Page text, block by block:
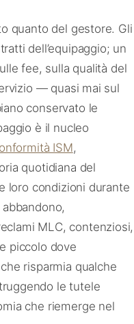
quanto del gestore. Gli
dell’equipaggio; un
fee, sulla qualità del
— quasi mai sul
conservato le
è il nucleo
ISM,
quotidiana del
loro condizioni durante
MLC, contenziosi,
piccolo dove
risparmia qualche
le tutele
che riemerge nel